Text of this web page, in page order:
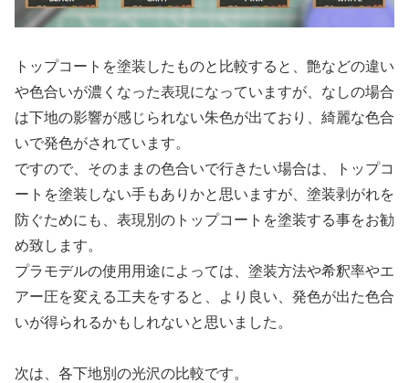
トップコートを塗装したものと比較すると、艶などの違い
や色合いが濃くなった表現になっていますが、なしの場合
は下地の影響が感じられない朱色が出ており、綺麗な色合
いで発色がされています。
ですので、そのままの色合いで行きたい場合は、トップコ
ートを塗装しない手もありかと思いますが、塗装剥がれを
防ぐためにも、表現別のトップコートを塗装する事をお勧
め致します。
プラモデルの使用用途によっては、塗装方法や希釈率やエ
アー圧を変える工夫をすると、より良い、発色が出た色合
いが得られるかもしれないと思いました。
次は、各下地別の光沢の比較です。